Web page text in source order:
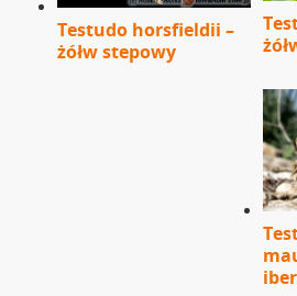
Testudo horsfieldii –
żółw stepowy